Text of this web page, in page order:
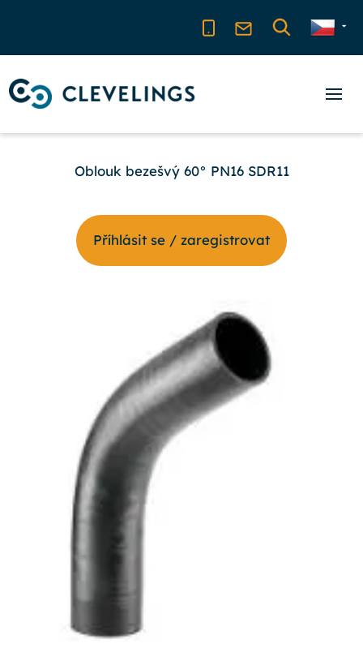
Oblouk bezešvý 60° PN16 SDR11
Příhlásit se / zaregistrovat